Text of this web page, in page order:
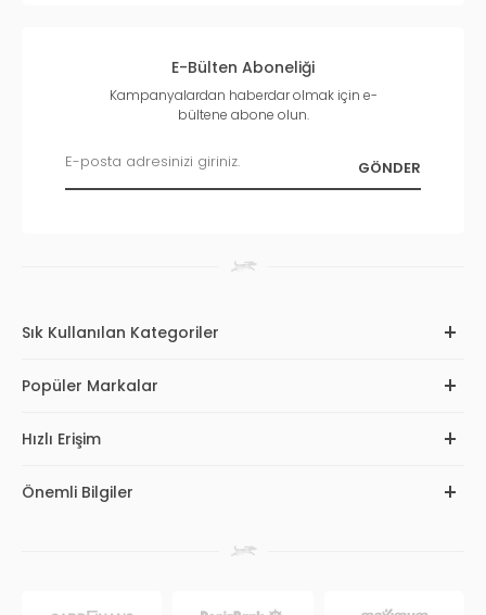
E-Bülten Aboneliği
Kampanyalardan haberdar olmak için e-
bültene abone olun.
Sık Kullanılan Kategoriler
Popüler Markalar
Hızlı Erişim
Önemli Bilgiler